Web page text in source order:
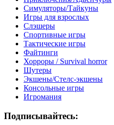
Симуляторы/Тайкуны
Игры для взрослых
Слэшеры
Спортивные игры
Тактические игры
Файтинги
Хорроры / Survival horror
Шутеры
Экшены/Стелс-экшены
Консольные игры
Игромания
Подписывайтесь: